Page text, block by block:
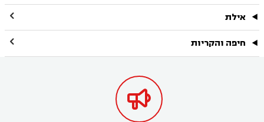
אילת 
חיפה והקריות 
